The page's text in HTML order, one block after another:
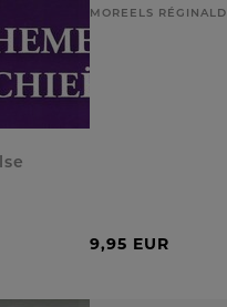
MOREELS RÉGINALD
9,95 EUR